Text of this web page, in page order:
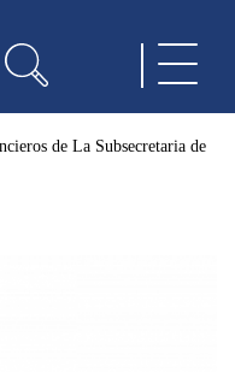
de La Subsecretaria de